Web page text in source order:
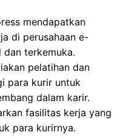
mendapatkan
di perusahaan e-
terkemuka.
pelatihan dan
para kurir untuk
dalam karir.
fasilitas kerja yang
para kurirnya.